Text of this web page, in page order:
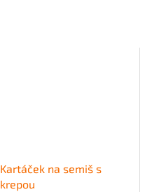
Kartáček na semiš s
krepou